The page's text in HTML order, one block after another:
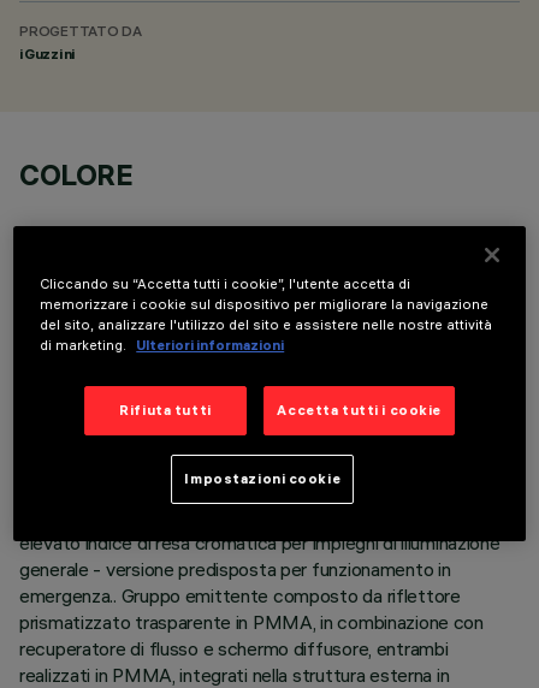
PROGETTATO DA
iGuzzini
COLORE
DATI TECNICI
ULTIMO AGGIORNAMENTO: 06/08/2026
Apparecchio quadrato da incasso ad ottica fissa, versione
elevato indice di resa cromatica per impieghi di illuminazione
generale - versione predisposta per funzionamento in
emergenza.. Gruppo emittente composto da riflettore
prismatizzato trasparente in PMMA, in combinazione con
recuperatore di flusso e schermo diffusore, entrambi
realizzati in PMMA, integrati nella struttura esterna in
Cliccando su “Accetta tutti i cookie”, l'utente accetta di
memorizzare i cookie sul dispositivo per migliorare la navigazione
del sito, analizzare l'utilizzo del sito e assistere nelle nostre attività
di marketing.
Ulteriori informazioni
Rifiuta tutti Accetta tutti i cookie
Impostazioni cookie